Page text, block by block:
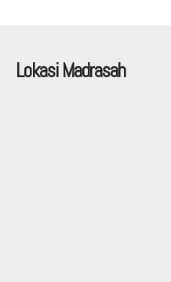
Lokasi Madrasah